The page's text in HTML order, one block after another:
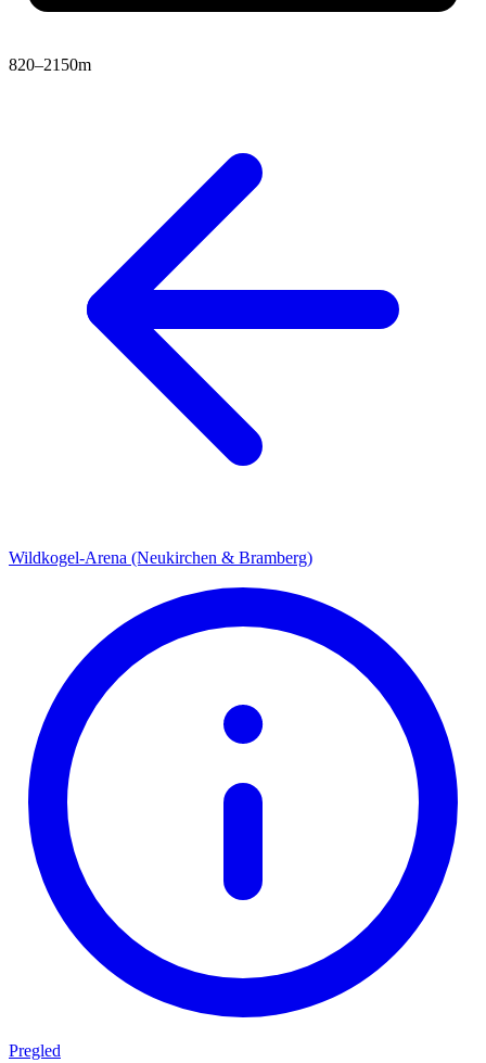
820–2150m
Wildkogel-Arena (Neukirchen & Bramberg)
Pregled